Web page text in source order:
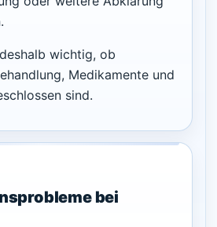
wichtig, ob
Medikamente und
sind.
bei